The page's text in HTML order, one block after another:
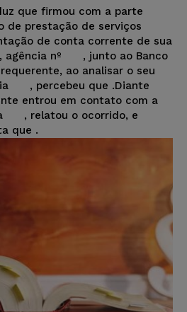
que firmou com a parte
de prestação de serviços
de conta corrente de sua
nº , junto ao Banco
ao analisar o seu
, percebeu que .Diante
entrou em contato com a
, relatou o ocorrido, e
que .